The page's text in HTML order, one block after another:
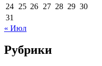
24 25 26 27 28 29 30
31
« Июл
Рубрики